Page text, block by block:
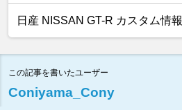
日産 NISSAN GT-R カスタム情報
この記事を書いたユーザー
Coniyama_Cony